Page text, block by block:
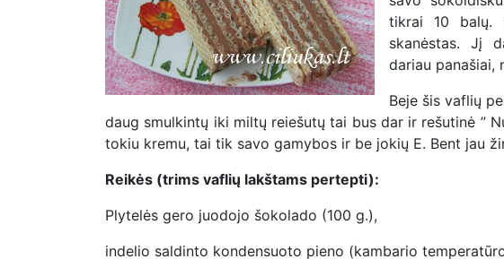
tikrai 10 balų.
skanėstas. Jį
dariau panašiai,
Beje šis vaflių
daug smulkintų iki miltų reiešutų tai bus dar ir rešutinė ”
tokiu kremu, tai tik savo gamybos ir be jokių E. Bent jau
Reikės (trims vaflių lakštams pertepti):
Plytelės gero juodojo šokolado (100 g.),
indelio saldinto kondensuoto pieno (kambario